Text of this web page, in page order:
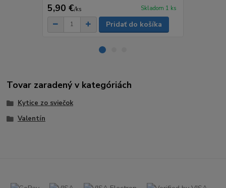
5,90 €/ks Skladom 1 ks
Pridať do košíka
Tovar zaradený v kategóriách
Kytice zo sviečok
Valentín